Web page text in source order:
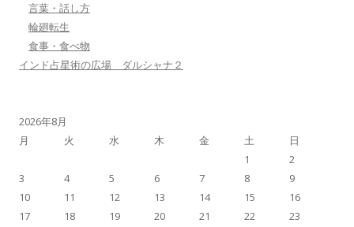
言葉・話し方
輪廻転生
食事・食べ物
インド占星術の広場 ダルシャナ２
2026年8月
月
火 水 木 金 土 日
1
2
3
4 5 6 7 8
9
10
11 12 13 14 15
16
17
18 19 20 21 22
23